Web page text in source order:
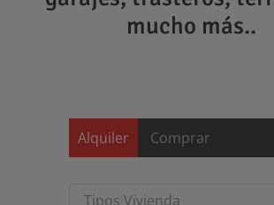
mucho más..
Alquiler
Comprar